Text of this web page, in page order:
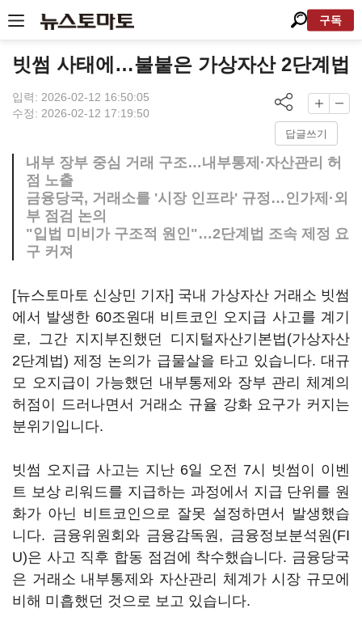
구독
빗썸 사태에…불붙은 가상자산 2단계법
입력: 2026-02-12 16:50:05
수정: 2026-02-12 17:19:50
답글쓰기
내부 장부 중심 거래 구조…내부통제·자산관리 허
점 노출
금융당국, 거래소를 '시장 인프라' 규정…인가제·외
부 점검 논의
"입법 미비가 구조적 원인"…2단계법 조속 제정 요
구 커져
[뉴스토마토 신상민 기자] 국내 가상자산 거래소 빗썸
에서 발생한 60조원대 비트코인 오지급 사고를 계기
로, 그간 지지부진했던 디지털자산기본법(가상자산
2단계법) 제정 논의가 급물살을 타고 있습니다. 대규
모 오지급이 가능했던 내부통제와 장부 관리 체계의
허점이 드러나면서 거래소 규율 강화 요구가 커지는
분위기입니다.
빗썸 오지급 사고는 지난 6일 오전 7시 빗썸이 이벤
트 보상 리워드를 지급하는 과정에서 지급 단위를 원
화가 아닌 비트코인으로 잘못 설정하면서 발생했습
니다. 금융위원회와 금융감독원, 금융정보분석원(FI
U)은 사고 직후 합동 점검에 착수했습니다. 금융당국
은 거래소 내부통제와 자산관리 체계가 시장 규모에
비해 미흡했던 것으로 보고 있습니다.